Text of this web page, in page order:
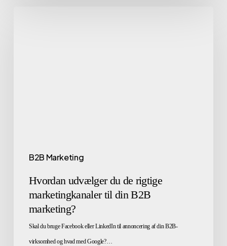
B2B Marketing
Hvordan udvælger du de rigtige
marketingkanaler til din B2B
marketing?
Skal du bruge Facebook eller LinkedIn til annoncering af din B2B-
virksomhed og hvad med Google?…